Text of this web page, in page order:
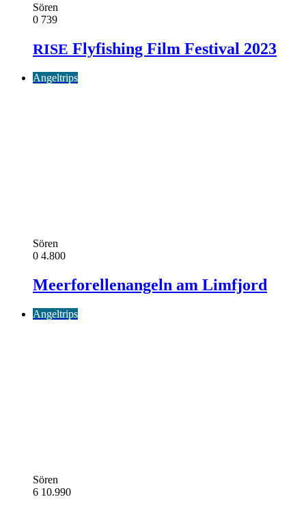
Sören
0 739
RISE Flyfishing Film Festival 2023
Angeltrips
Sören
0 4.800
Meerforellenangeln am Limfjord
Angeltrips
Sören
6 10.990